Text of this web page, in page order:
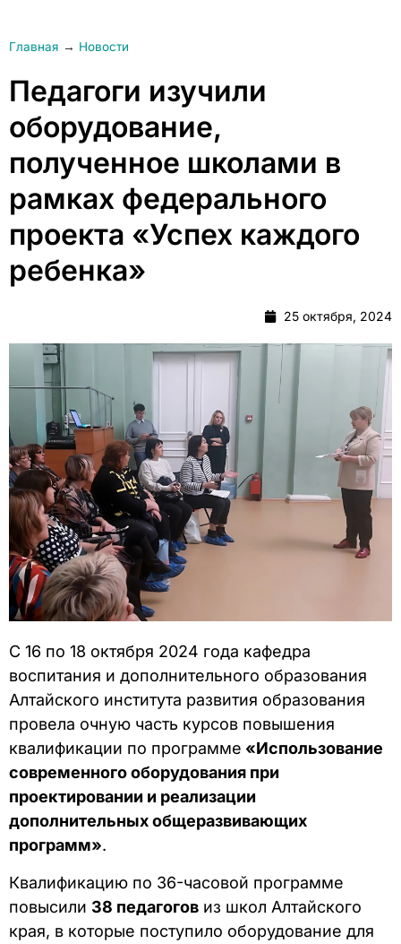
Главная → Новости
Педагоги изучили
оборудование,
полученное школами в
рамках федерального
проекта «Успех каждого
ребенка»
25 октября, 2024
С 16 по 18 октября 2024 года кафедра
воспитания и дополнительного образования
Алтайского института развития образования
провела очную часть курсов повышения
квалификации по программе «Использование
современного оборудования при
проектировании и реализации
дополнительных общеразвивающих
программ».
Квалификацию по 36-часовой программе
повысили 38 педагогов из школ Алтайского
края, в которые поступило оборудование для